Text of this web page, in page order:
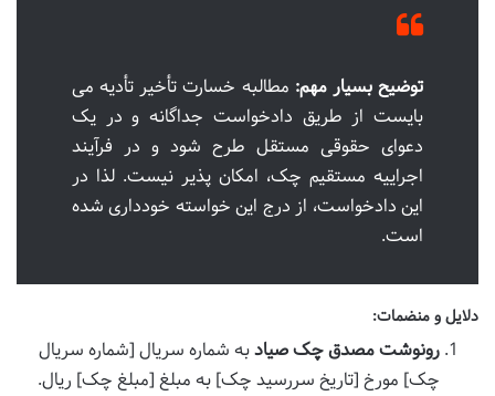
توضیح بسیار مهم: مطالبه خسارت تأخیر تأدیه می
بایست از طریق دادخواست جداگانه و در یک
دعوای حقوقی مستقل طرح شود و در فرآیند
اجراییه مستقیم چک، امکان پذیر نیست. لذا در
این دادخواست، از درج این خواسته خودداری شده
است.
دلایل و منضمات:
رونوشت مصدق چک صیادبه شماره سریال [شماره سریال
چک] مورخ [تاریخ سررسید چک] به مبلغ [مبلغ چک] ریال.